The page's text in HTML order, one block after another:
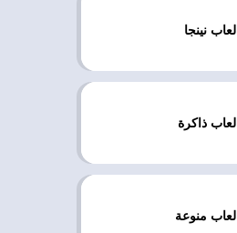
العاب نينجا
العاب ذاكرة
العاب منوعة